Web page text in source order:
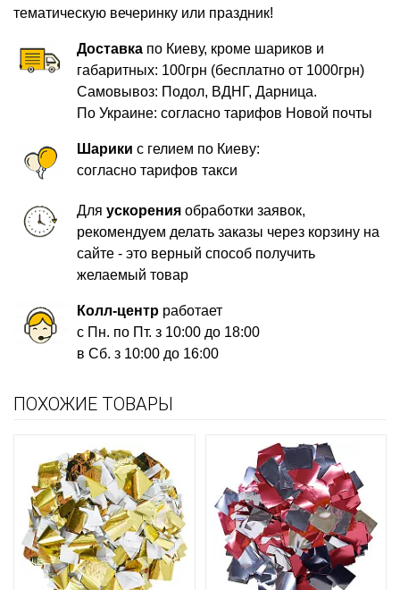
тематическую вечеринку или праздник!
Доставка по Киеву, кроме шариков и
габаритных: 100грн (бесплатно от 1000грн)
Самовывоз: Подол, ВДНГ, Дарница.
По Украине: согласно тарифов Новой почты
Шарики с гелием по Киеву:
согласно тарифов такси
Дляускорения обработки заявок,
рекомендуем делать заказы через корзину на
сайте - это верный способ получить
желаемый товар
Колл-центр работает
с Пн. по Пт. з 10:00 до 18:00
в Сб. з 10:00 до 16:00
ПОХОЖИЕ ТОВАРЫ